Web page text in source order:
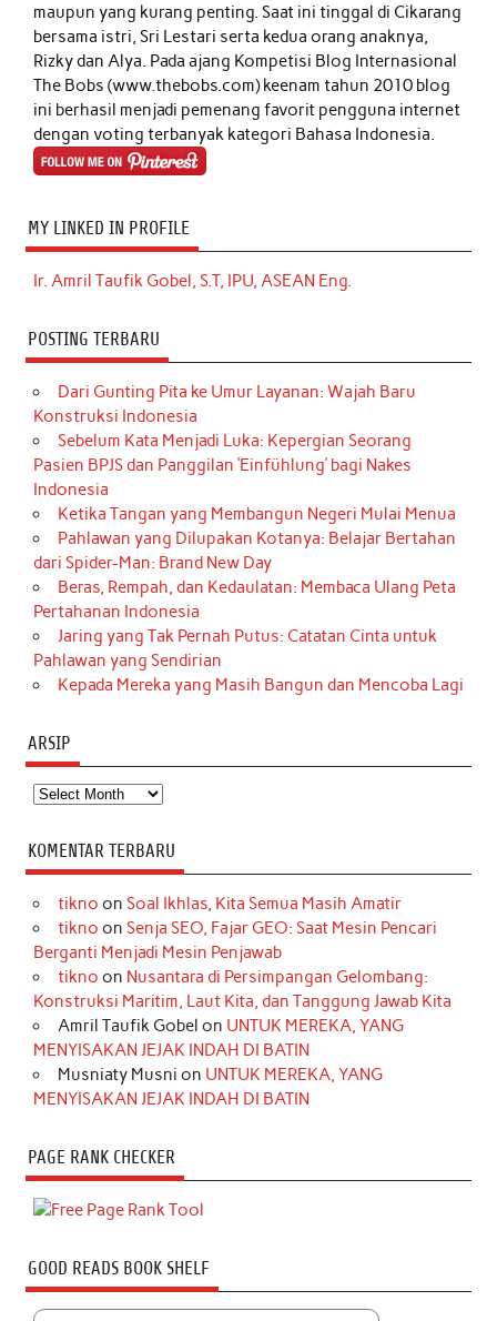
maupun yang kurang penting. Saat ini tinggal di Cikarang
bersama istri, Sri Lestari serta kedua orang anaknya,
Rizky dan Alya. Pada ajang Kompetisi Blog Internasional
The Bobs (www.thebobs.com) keenam tahun 2010 blog
ini berhasil menjadi pemenang favorit pengguna internet
dengan voting terbanyak kategori Bahasa Indonesia.
MY LINKED IN PROFILE
Ir. Amril Taufik Gobel, S.T, IPU, ASEAN Eng.
POSTING TERBARU
Dari Gunting Pita ke Umur Layanan: Wajah Baru
Konstruksi Indonesia
Sebelum Kata Menjadi Luka: Kepergian Seorang
Pasien BPJS dan Panggilan ‘Einfühlung’ bagi Nakes
Indonesia
Ketika Tangan yang Membangun Negeri Mulai Menua
Pahlawan yang Dilupakan Kotanya: Belajar Bertahan
dari Spider-Man: Brand New Day
Beras, Rempah, dan Kedaulatan: Membaca Ulang Peta
Pertahanan Indonesia
Jaring yang Tak Pernah Putus: Catatan Cinta untuk
Pahlawan yang Sendirian
Kepada Mereka yang Masih Bangun dan Mencoba Lagi
ARSIP
Arsip
KOMENTAR TERBARU
tikno on Soal Ikhlas, Kita Semua Masih Amatir
tikno on Senja SEO, Fajar GEO: Saat Mesin Pencari
Berganti Menjadi Mesin Penjawab
tikno on Nusantara di Persimpangan Gelombang:
Konstruksi Maritim, Laut Kita, dan Tanggung Jawab Kita
Amril Taufik Gobel on UNTUK MEREKA, YANG
MENYISAKAN JEJAK INDAH DI BATIN
Musniaty Musni on UNTUK MEREKA, YANG
MENYISAKAN JEJAK INDAH DI BATIN
PAGE RANK CHECKER
GOOD READS BOOK SHELF